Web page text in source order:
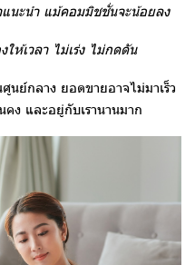
แนะนำ แม้คอมมิชชั่นจะน้อยลง
ให้เวลา ไม่เร่ง ไม่กดดัน
ศูนย์กลาง ยอดขายอาจไม่มาเร็ว
คง และอยู่กับเรานานมาก